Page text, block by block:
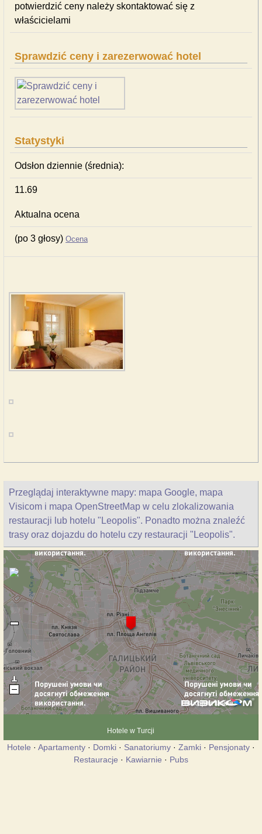
potwierdzić ceny należy skontaktować się z
właścicielami
Sprawdzić ceny i zarezerwować hotel
Statystyki
Odsłon dziennie (średnia):
11.69
Aktualna ocena
(po 3 głosy) Ocena
Przeglądaj interaktywne mapy: mapa Google, mapa
Visicom i mapa OpenStreetMap w celu zlokalizowania
restauracji lub hotelu "Leopolis". Ponadto można znaleźć
trasy oraz dojazdu do hotelu czy restauracji "Leopolis".
Hotele w Turcji
Hotele · Apartamenty · Domki · Sanatoriumy · Zamki · Pensjonaty ·
Restauracje · Kawiarnie · Pubs